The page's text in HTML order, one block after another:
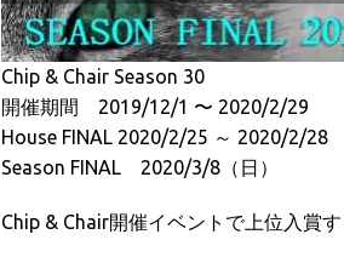
Chip & Chair Season 30
開催期間 2019/12/1 〜 2020/2/29
House FINAL 2020/2/25 ～ 2020/2/28
Season FINAL 2020/3/8（日）
Chip & Chair開催イベントで上位入賞